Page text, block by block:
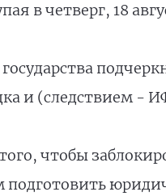
в четверг, 18
государства
и (следствием -
чтобы
подготовить